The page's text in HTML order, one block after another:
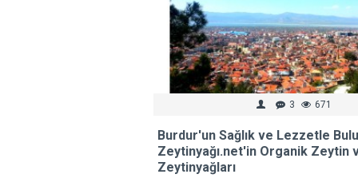
3 671
Burdur'un Sağlık ve Lezzetle
Zeytinyağı.net'in Organik Zeytin
Zeytinyağları